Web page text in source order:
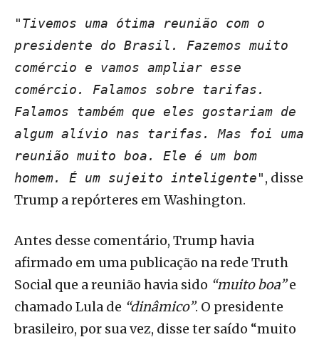
"Tivemos uma ótima reunião com o
presidente do Brasil. Fazemos muito
comércio e vamos ampliar esse
comércio. Falamos sobre tarifas.
Falamos também que eles gostariam de
algum alívio nas tarifas. Mas foi uma
reunião muito boa. Ele é um bom
homem. É um sujeito inteligente", disse
Trump a repórteres em Washington.
Antes desse comentário, Trump havia
afirmado em uma publicação na rede Truth
Social que a reunião havia sido “muito boa”e
chamado Lula de “dinâmico”. O presidente
brasileiro, por sua vez, disse ter saído “muito